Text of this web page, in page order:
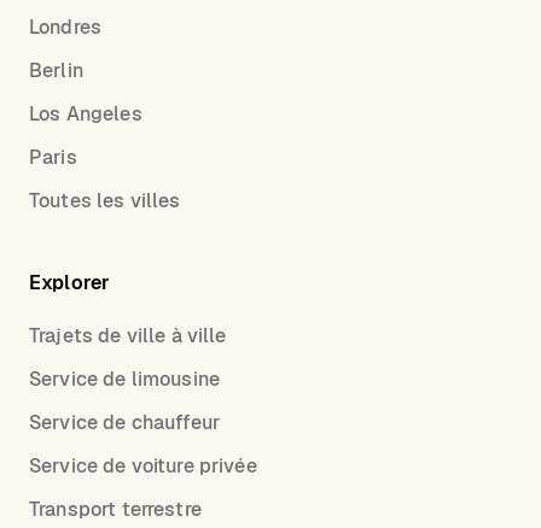
Londres
Berlin
Los Angeles
Paris
Toutes les villes
Explorer
Trajets de ville à ville
Service de limousine
Service de chauffeur
Service de voiture privée
Transport terrestre